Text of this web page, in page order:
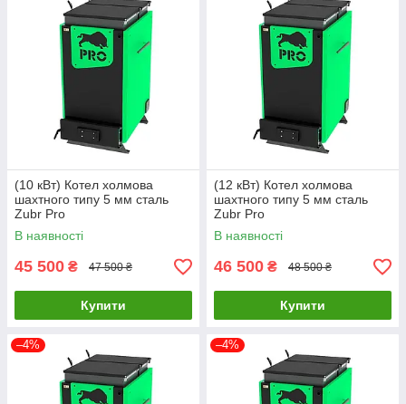
(10 кВт) Котел холмова
шахтного типу 5 мм сталь
Zubr Pro
В наявності
45 500 ₴ 47 500 ₴
Купити
(12 кВт) Котел холмова
шахтного типу 5 мм сталь
Zubr Pro
В наявності
46 500 ₴ 48 500 ₴
Купити
–4% –4%